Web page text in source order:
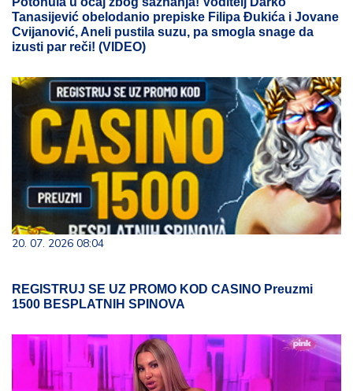
Tanasijević obelodanio prepiske Filipa Đukića i Jovane
Cvijanović, Aneli pustila suzu, pa smogla snage da
izusti par reči! (VIDEO)
20. 07. 2026 08:04
REGISTRUJ SE UZ PROMO KOD CASINO Preuzmi
1500 BESPLATNIH SPINOVA